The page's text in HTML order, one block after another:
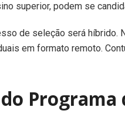
superior, podem se
de seleção será híbrido.
em formato remoto.
Programa